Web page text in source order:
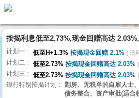
代
理
主
页
搵
楼/
按揭利息低至2.73%,现金回赠高达
计划一 低至H+1.3% 按揭现金回赠 2.1% 适
计划二 低至2.73% 按揭现金回赠高达 2.03%
计划三 低至2.73% 按揭现金回赠高达 2.03%
银行特别按揭计划
劏房、无税单的自雇人士、
债务整合、资产审批(适合